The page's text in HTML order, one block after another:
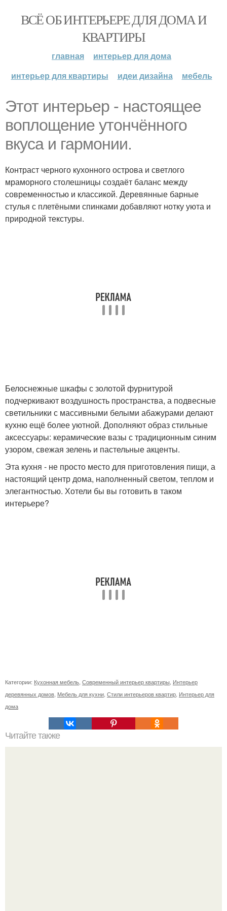
ВСЁ ОБ ИНТЕРЬЕРЕ ДЛЯ ДОМА И
КВАРТИРЫ
главная
интерьер для дома
интерьер для квартиры
идеи дизайна мебель
Этот интерьер - настоящее
воплощение утончённого
вкуса и гармонии.
Контраст черного кухонного острова и светлого
мраморного столешницы создаёт баланс между
современностью и классикой. Деревянные барные
стулья с плетёными спинками добавляют нотку уюта и
природной текстуры.
Белоснежные шкафы с золотой фурнитурой
подчеркивают воздушность пространства, а подвесные
светильники с массивными белыми абажурами делают
кухню ещё более уютной. Дополняют образ стильные
аксессуары: керамические вазы с традиционным синим
узором, свежая зелень и пастельные акценты.
Эта кухня - не просто место для приготовления пищи, а
настоящий центр дома, наполненный светом, теплом и
элегантностью. Хотели бы вы готовить в таком
интерьере?
Категории: Кухонная мебель Современный интерьер квартиры Интерьер
деревянных домов Мебель для кухни Стили интерьеров квартир Интерьер для
дома
Читайте также